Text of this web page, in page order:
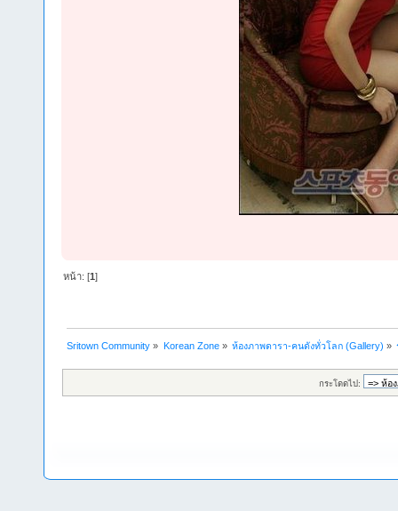
หน้า: [1]
Sritown Community » Korean Zone» ห้องภาพดารา-คนดังทั่วโลก (Gallery) »
กระโดดไป: